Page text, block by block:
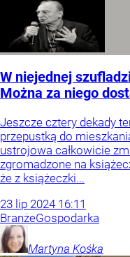
W niejednej
Można za niego
Jeszcze cztery dekady
przepustką do
ustrojowa całkowicie
zgromadzone na
że z książeczki...
23 lip 2024 16:11
BranżeGospodarka
Martyna Kośka